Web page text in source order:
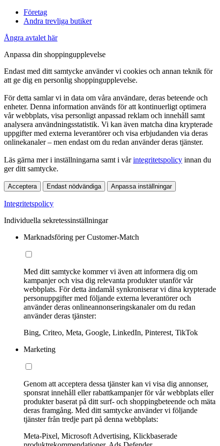
Företag
Andra trevliga butiker
Ångra avtalet här
Anpassa din shoppingupplevelse
Endast med ditt samtycke använder vi cookies och annan teknik för
att ge dig en personlig shoppingupplevelse.
För detta samlar vi in data om våra användare, deras beteende och
enheter. Denna information används för att kontinuerligt optimera
vår webbplats, visa personligt anpassad reklam och innehåll samt
analysera användningsstatistik. Vi kan även matcha dina krypterade
uppgifter med externa leverantörer och visa erbjudanden via deras
onlinekanaler – men endast om du redan använder deras tjänster.
Läs gärna mer i inställningarna samt i vårintegritetspolicy innan du
ger ditt samtycke.
Acceptera Endast nödvändiga Anpassa inställningar
Integritetspolicy
Individuella sekretessinställningar
Marknadsföring per Customer-Match
Med ditt samtycke kommer vi även att informera dig om
kampanjer och visa dig relevanta produkter utanför vår
webbplats. För detta ändamål synkroniserar vi dina krypterade
personuppgifter med följande externa leverantörer och
använder deras onlineannonseringskanaler om du redan
använder deras tjänster:
Bing, Criteo, Meta, Google, LinkedIn, Pinterest, TikTok
Marketing
Genom att acceptera dessa tjänster kan vi visa dig annonser,
sponsrat innehåll eller rabattkampanjer för vår webbplats eller
produkter baserat på ditt surf- och shoppingbeteende och mäta
deras framgång. Med ditt samtycke använder vi följande
tjänster från tredje part på denna webbplats:
Meta-Pixel, Microsoft Advertising, Klickbaserade